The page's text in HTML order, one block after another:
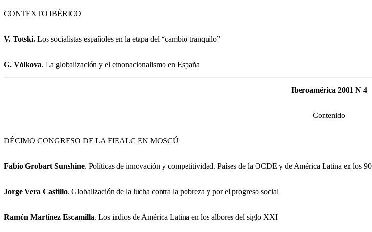
CONTEXTO IBÉRICO
V. Totski. Los socialistas españoles en la etapa del “cambio tranquilo”
G. Vólkova. La globalización y el etnonacionalismo en España
Iberoamérica 2001 N 4
Contenido
DÉCIMO CONGRESO DE LA FIEALC EN MOSCÚ
Fabio Grobart Sunshine. Políticas de innovación y competitividad. Países de la OCDE y de América Latina en los 90
Jorge Vera Castillo. Globalización de la lucha contra la pobreza y por el progreso social
Ramón Martínez Escamilla. Los indios de América Latina en los albores del siglo XXI